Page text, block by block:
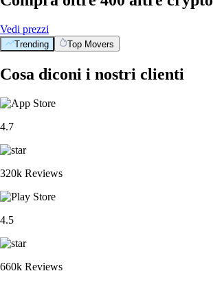
Vedi prezzi
Trending Top Movers
Cosa diconi i nostri clienti
4.7
320k Reviews
4.5
660k Reviews